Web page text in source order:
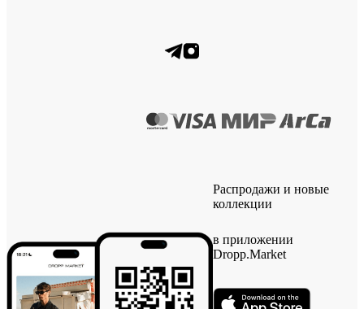
Распродажи и новые
коллекции
в приложении
Dropp.Market